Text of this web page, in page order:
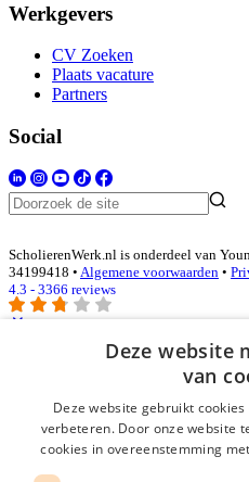
Werkgevers
CV Zoeken
Plaats vacature
Partners
Social
ScholierenWerk.nl is onderdeel van
34199418 • Algemene voorwaarden •
4.3 - 3366 reviews
E-mail*
Wachtwoord
Deze website
van
Deze website gebruikt
verbeteren. Door onze website
cookies in overeenstemming